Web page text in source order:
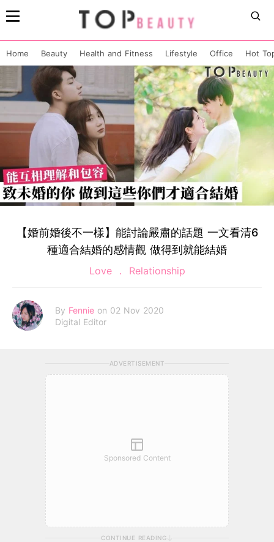
Home Beauty Health and Fitness Lifestyle Office Hot
【婚前婚後不一樣】能討論嚴肅的話題 一文看清6
種適合結婚的感情觀 做得到就能結婚
Love Relationship
By Fennie on 02 Nov 2020
Digital Editor
ADVERTISEMENT
Sponsored Content
CONTINUE READING